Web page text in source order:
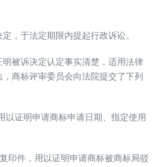
，于法定期限内提起行政诉讼。
被诉决定认定事实清楚，适用法律
商标评审委员会向法院提交了下列
以证明申请商标申请日期、指定使用
印件，用以证明申请商标被商标局驳